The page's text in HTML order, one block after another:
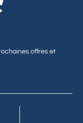
offres et